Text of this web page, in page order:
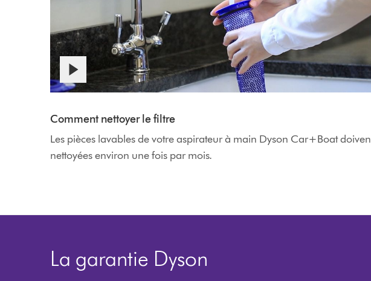
Transcript
Afficher
de
vidéo
Comment nettoyer le filtre
Les pièces lavables de votre aspirateur à main Dyson Car+Boat
nettoyées environ une fois par mois.
La garantie Dyson